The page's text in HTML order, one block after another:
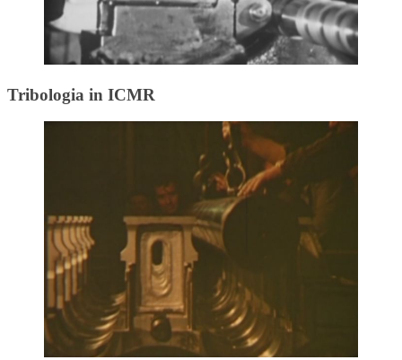
Tribologia in ICMR